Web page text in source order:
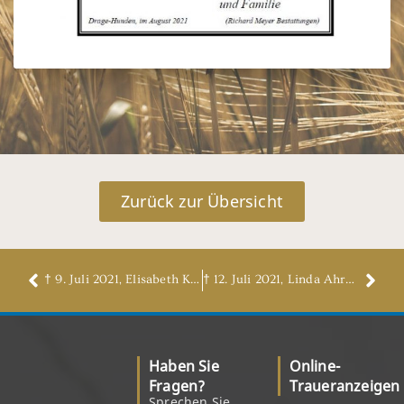
Zurück zur Übersicht
† 9. Juli 2021, Elisabeth Kowitz, geb. Bendler † 12. Juli 2021, Linda Ahrens, geb. Meyer
Haben Sie
Fragen?
Online-
Traueranzeigen